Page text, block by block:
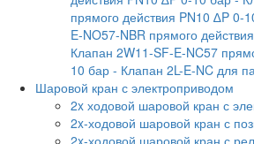
прямого действия PN10 ∆P 0-
E-NO57-NBR прямого
Клапан 2W11-SF-E-NC57
10 бар - Клапан 2L-E-NC для
Шаровой кран с электроприводом
2x ходовой шаровой кран с
2x-ходовой шаровой кран с